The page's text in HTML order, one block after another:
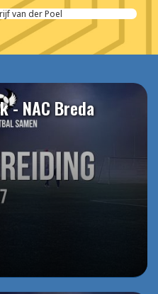
van der Poel
- NAC Breda